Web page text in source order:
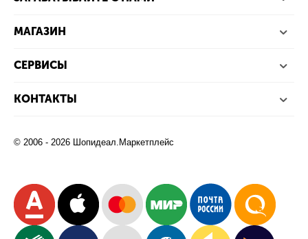
МАГАЗИН
СЕРВИСЫ
КОНТАКТЫ
© 2006 - 2026 Шопидеал.Маркетплейс